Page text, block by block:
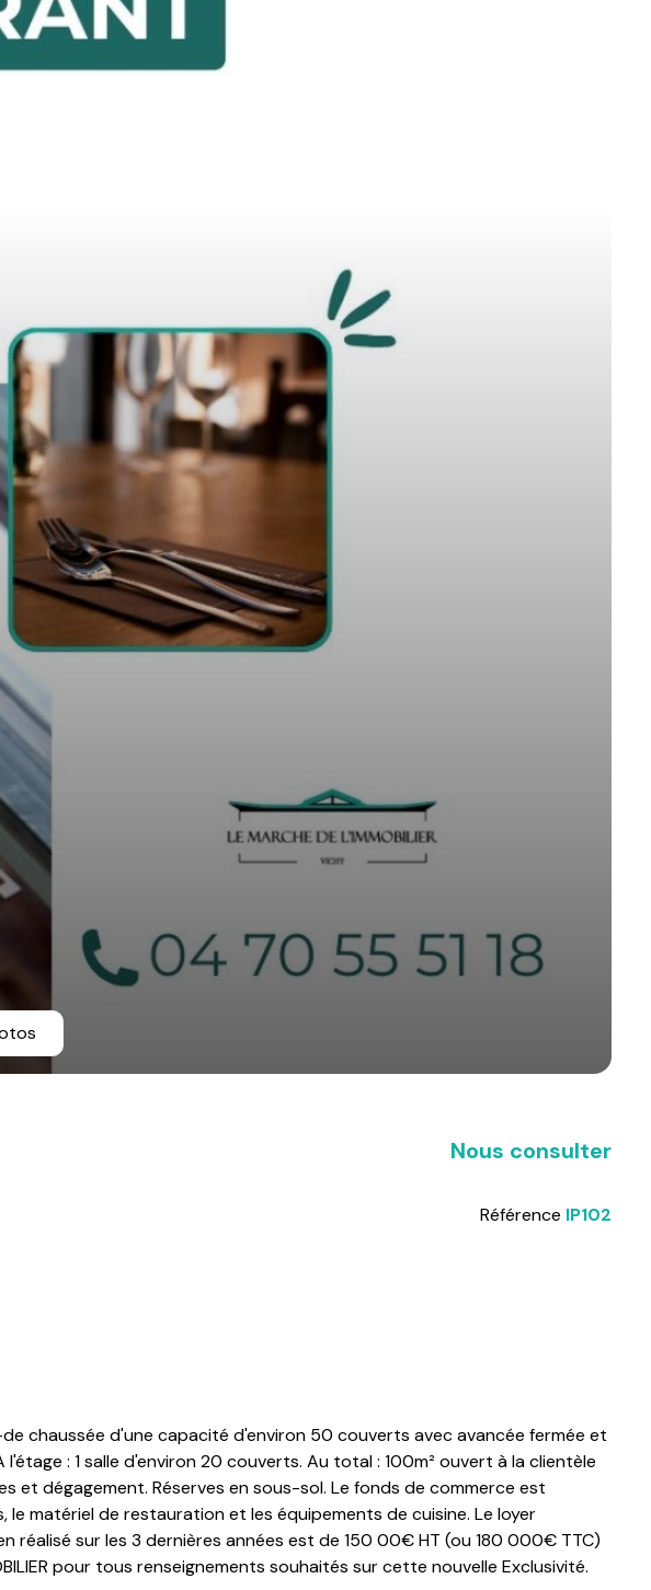
Nous consulter
Référence IP102
de chaussée d'une capacité d'environ 50 couverts avec avancée fermée et
: 1 salle d'environ 20 couverts. Au total : 100m² ouvert à la clientèle
et dégagement. Réserves en sous-sol. Le fonds de commerce est
matériel de restauration et les équipements de cuisine. Le loyer
réalisé sur les 3 dernières années est de 150 00€ HT (ou 180 000€ TTC)
pour tous renseignements souhaités sur cette nouvelle Exclusivité.